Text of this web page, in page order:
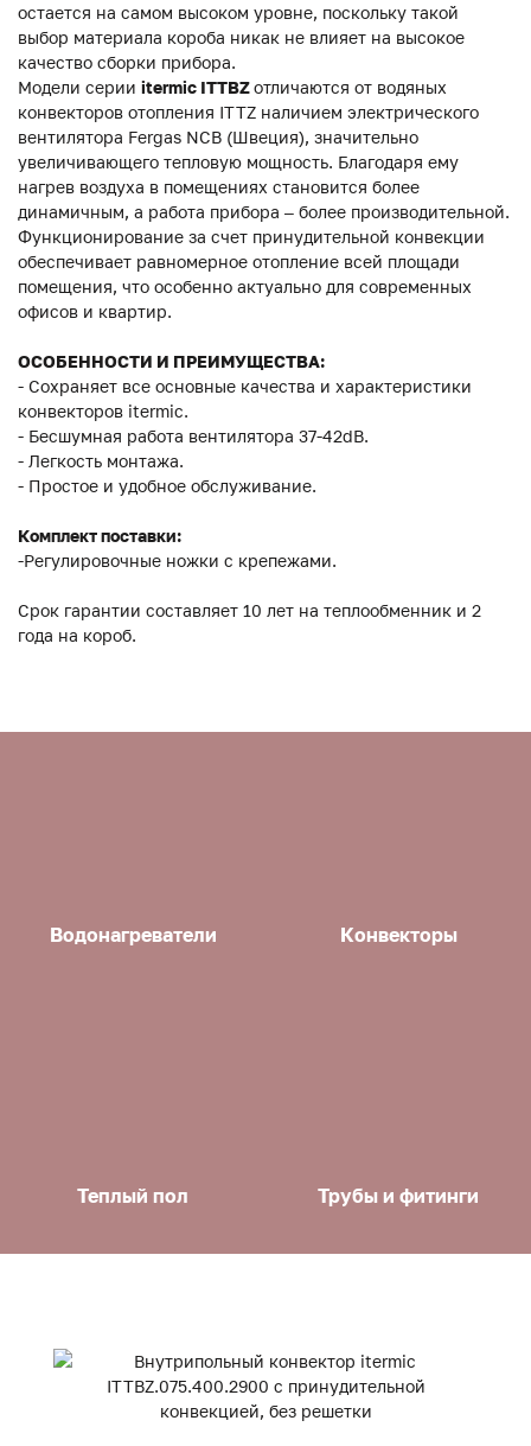
остается на самом высоком уровне, поскольку такой
выбор материала короба никак не влияет на высокое
качество сборки прибора.
Модели серии itermic ITTBZотличаются от водяных
конвекторов отопления ITTZ наличием электрического
вентилятора Fergas NCB (Швеция), значительно
увеличивающего тепловую мощность. Благодаря ему
нагрев воздуха в помещениях становится более
динамичным, а работа прибора – более производительной.
Функционирование за счет принудительной конвекции
обеспечивает равномерное отопление всей площади
помещения, что особенно актуально для современных
офисов и квартир.
ОСОБЕННОСТИ И ПРЕИМУЩЕСТВА:
- Сохраняет все основные качества и характеристики
конвекторов itermic.
- Бесшумная работа вентилятора 37-42dB.
- Легкость монтажа.
- Простое и удобное обслуживание.
Комплект поставки:
-Регулировочные ножки с крепежами.
Срок гарантии составляет 10 лет на теплообменник и 2
года на короб.
Водонагреватели Конвекторы
Теплый пол Трубы и фитинги